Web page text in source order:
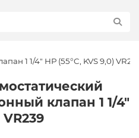
1 1/4" НР (55°C, KVS 9,0)
клапан 1 1/4"